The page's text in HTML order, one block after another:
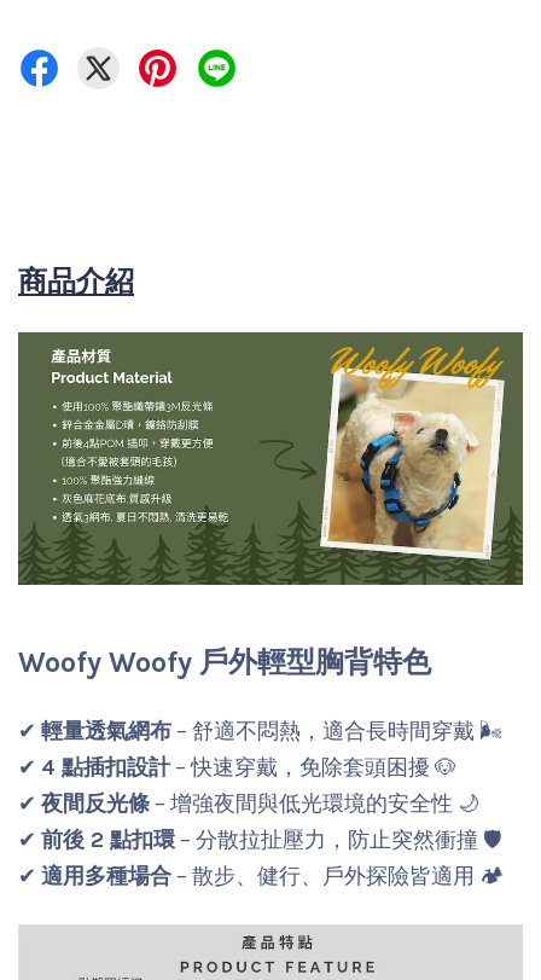
商品介紹
Woofy Woofy 戶外輕型胸背特色
✔ 輕量透氣網布 – 舒適不悶熱，適合長時間穿戴 🌬️
✔ 4 點插扣設計– 快速穿戴，免除套頭困擾 🐶
✔ 夜間反光條 – 增強夜間與低光環境的安全性 🌙
✔ 前後 2 點扣環– 分散拉扯壓力，防止突然衝撞 🛡️
✔ 適用多種場合 – 散步、健行、戶外探險皆適用 🏕️